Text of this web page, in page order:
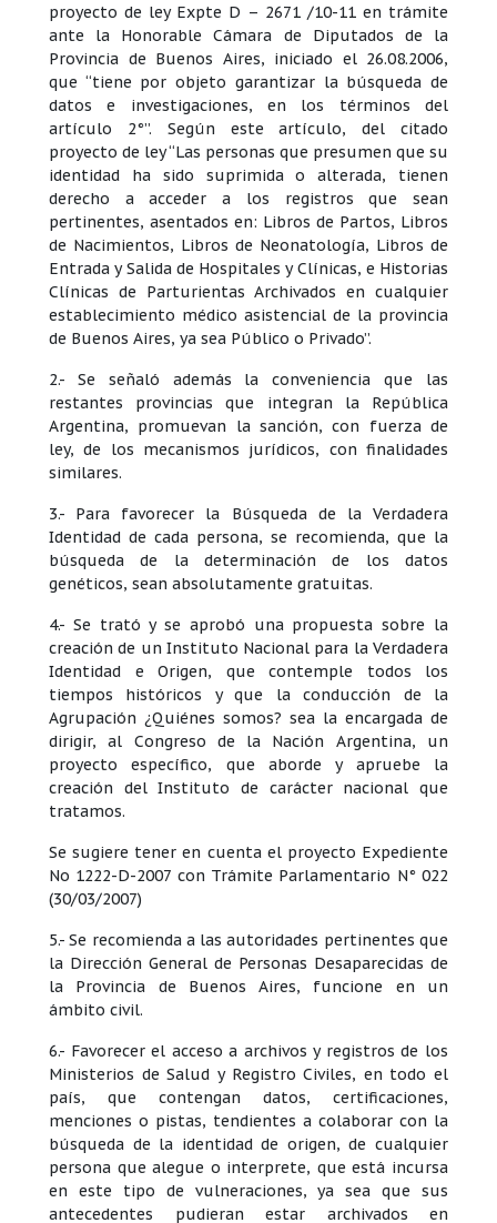
proyecto de ley Expte D – 2671 /10-11 en trámite
ante la Honorable Cámara de Diputados de la
Provincia de Buenos Aires, iniciado el 26.08.2006,
que “tiene por objeto garantizar la búsqueda de
datos e investigaciones, en los términos del
artículo 2°”. Según este artículo, del citado
proyecto de ley “Las personas que presumen que su
identidad ha sido suprimida o alterada, tienen
derecho a acceder a los registros que sean
pertinentes, asentados en: Libros de Partos, Libros
de Nacimientos, Libros de Neonatología, Libros de
Entrada y Salida de Hospitales y Clínicas, e Historias
Clínicas de Parturientas Archivados en cualquier
establecimiento médico asistencial de la provincia
de Buenos Aires, ya sea Público o Privado”.
2.- Se señaló además la conveniencia que las
restantes provincias que integran la República
Argentina, promuevan la sanción, con fuerza de
ley, de los mecanismos jurídicos, con finalidades
similares.
3.- Para favorecer la Búsqueda de la Verdadera
Identidad de cada persona, se recomienda, que la
búsqueda de la determinación de los datos
genéticos, sean absolutamente gratuitas.
4.- Se trató y se aprobó una propuesta sobre la
creación de un Instituto Nacional para la Verdadera
Identidad e Origen, que contemple todos los
tiempos históricos y que la conducción de la
Agrupación ¿Quiénes somos? sea la encargada de
dirigir, al Congreso de la Nación Argentina, un
proyecto específico, que aborde y apruebe la
creación del Instituto de carácter nacional que
tratamos.
Se sugiere tener en cuenta el proyecto Expediente
No 1222-D-2007 con Trámite Parlamentario N° 022
(30/03/2007)
5.- Se recomienda a las autoridades pertinentes que
la Dirección General de Personas Desaparecidas de
la Provincia de Buenos Aires, funcione en un
ámbito civil.
6.- Favorecer el acceso a archivos y registros de los
Ministerios de Salud y Registro Civiles, en todo el
país, que contengan datos, certificaciones,
menciones o pistas, tendientes a colaborar con la
búsqueda de la identidad de origen, de cualquier
persona que alegue o interprete, que está incursa
en este tipo de vulneraciones, ya sea que sus
antecedentes pudieran estar archivados en